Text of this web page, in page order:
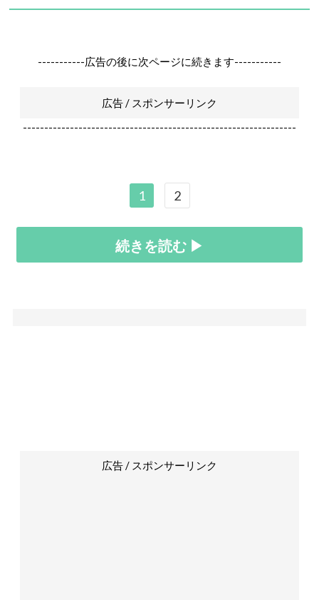
-----------広告の後に次ページに続きます-----------
広告 / スポンサーリンク
----------------------------------------------------------------
1 2
続きを読む ▶
広告 / スポンサーリンク